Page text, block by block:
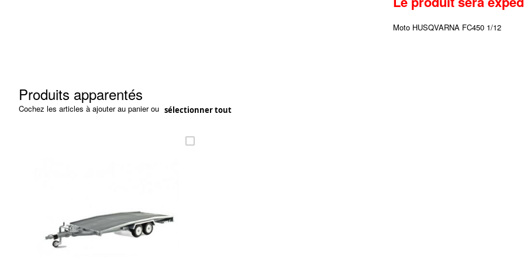
Moto HUSQVARNA FC450 1/12
Produits apparentés
Cochez les articles à ajouter au panier ou sélectionner tout